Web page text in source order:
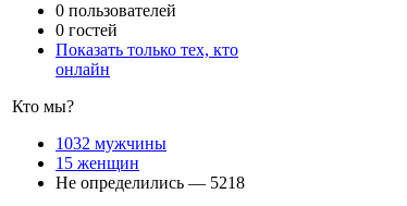
0 пользователей
0 гостей
Показать только тех, кто
онлайн
Кто мы?
1032 мужчины
15 женщин
Не определились — 5218